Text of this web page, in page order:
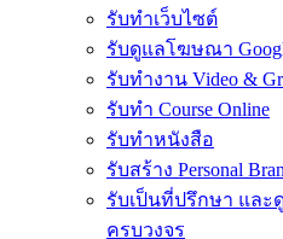
รับทำเว็บไซต์
รับดูแลโฆษณา
รับทำงาน Video &
รับทำ Course Online
รับทำหนังสือ
รับสร้าง Personal
รับเป็นที่ปรึกษา แล
ครบวงจร